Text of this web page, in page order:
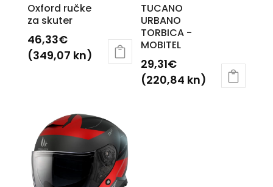
Oxford ručke
za skuter
46,33€
(349,07 kn)
TUCANO
URBANO
TORBICA -
MOBITEL
29,31€
(220,84 kn)